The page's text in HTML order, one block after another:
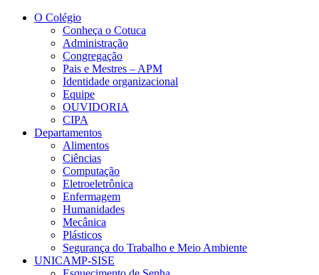
Conteúdo principal
O Colégio
Conheça o Cotuca
Administração
Congregação
Pais e Mestres – APM
Identidade organizacional
Equipe
OUVIDORIA
CIPA
Departamentos
Alimentos
Ciências
Computação
Eletroeletrônica
Enfermagem
Humanidades
Mecânica
Plásticos
Segurança do Trabalho e Meio Ambiente
UNICAMP-SISE